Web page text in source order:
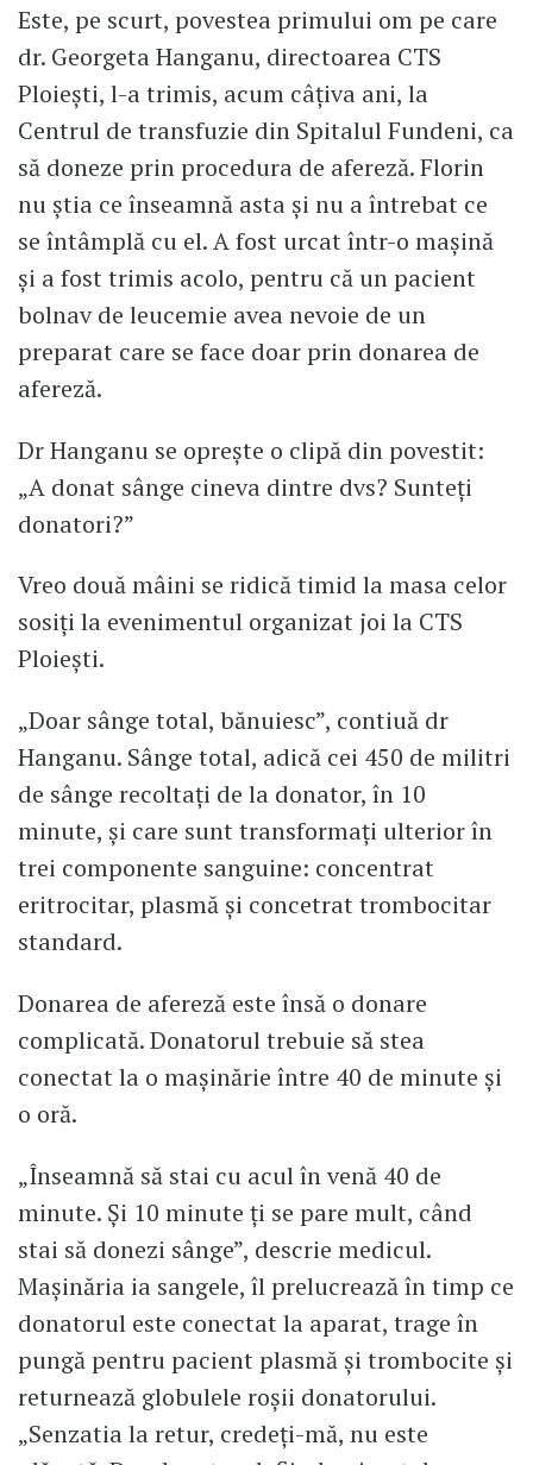
Este, pe scurt, povestea primului om pe care
dr. Georgeta Hanganu, directoarea CTS
Ploiești, l-a trimis, acum câțiva ani, la
Centrul de transfuzie din Spitalul Fundeni, ca
să doneze prin procedura de afereză. Florin
nu știa ce înseamnă asta și nu a întrebat ce
se întâmplă cu el. A fost urcat într-o mașină
și a fost trimis acolo, pentru că un pacient
bolnav de leucemie avea nevoie de un
preparat care se face doar prin donarea de
afereză.
Dr Hanganu se oprește o clipă din povestit:
„A donat sânge cineva dintre dvs? Sunteți
donatori?”
Vreo două mâini se ridică timid la masa celor
sosiți la evenimentul organizat joi la CTS
Ploiești.
„Doar sânge total, bănuiesc”, contiuă dr
Hanganu. Sânge total, adică cei 450 de militri
de sânge recoltați de la donator, în 10
minute, și care sunt transformați ulterior în
trei componente sanguine: concentrat
eritrocitar, plasmă și concetrat trombocitar
standard.
Donarea de afereză este însă o donare
complicată. Donatorul trebuie să stea
conectat la o mașinărie între 40 de minute și
o oră.
„Înseamnă să stai cu acul în venă 40 de
minute. Și 10 minute ți se pare mult, când
stai să donezi sânge”, descrie medicul.
Mașinăria ia sangele, îl prelucrează în timp ce
donatorul este conectat la aparat, trage în
pungă pentru pacient plasmă și trombocite și
returnează globulele roșii donatorului.
„Senzatia la retur, credeți-mă, nu este